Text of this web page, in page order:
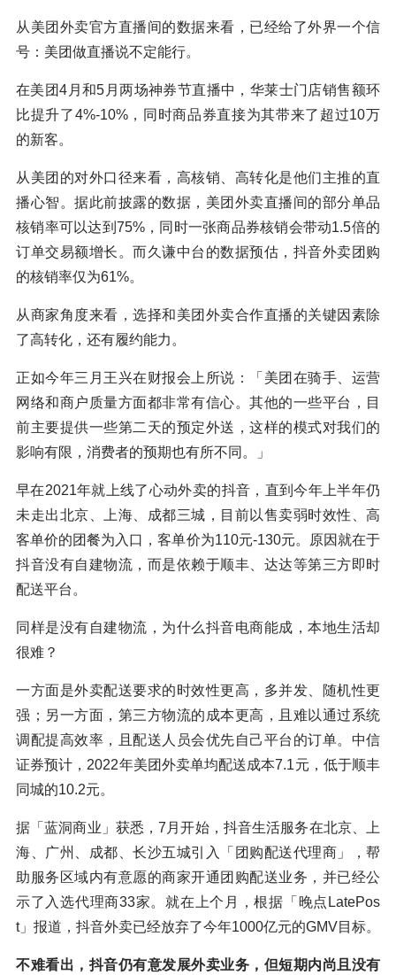
从美团外卖官方直播间的数据来看，已经给了外界一个信
号：美团做直播说不定能行。
在美团4月和5月两场神券节直播中，华莱士门店销售额环
比提升了4%-10%，同时商品券直接为其带来了超过10万
的新客。
从美团的对外口径来看，高核销、高转化是他们主推的直
播心智。据此前披露的数据，美团外卖直播间的部分单品
核销率可以达到75%，同时一张商品券核销会带动1.5倍的
订单交易额增长。而久谦中台的数据预估，抖音外卖团购
的核销率仅为61%。
从商家角度来看，选择和美团外卖合作直播的关键因素除
了高转化，还有履约能力。
正如今年三月王兴在财报会上所说：「美团在骑手、运营
网络和商户质量方面都非常有信心。其他的一些平台，目
前主要提供一些第二天的预定外送，这样的模式对我们的
影响有限，消费者的预期也有所不同。」
早在2021年就上线了心动外卖的抖音，直到今年上半年仍
未走出北京、上海、成都三城，目前以售卖弱时效性、高
客单价的团餐为入口，客单价为110元-130元。原因就在于
抖音没有自建物流，而是依赖于顺丰、达达等第三方即时
配送平台。
同样是没有自建物流，为什么抖音电商能成，本地生活却
很难？
一方面是外卖配送要求的时效性更高，多并发、随机性更
强；另一方面，第三方物流的成本更高，且难以通过系统
调配提高效率，且配送人员会优先自己平台的订单。中信
证券预计，2022年美团外卖单均配送成本7.1元，低于顺丰
同城的10.2元。
据「蓝洞商业」获悉，7月开始，抖音生活服务在北京、上
海、广州、成都、长沙五城引入「团购配送代理商」，帮
助服务区域内有意愿的商家开通团购配送业务，并已经公
示了入选代理商33家。就在上个月，根据「晚点LatePos
t」报道，抖音外卖已经放弃了今年1000亿元的GMV目标。
不难看出，抖音仍有意发展外卖业务，但短期内尚且没有